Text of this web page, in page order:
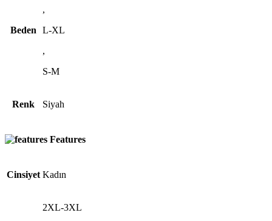
Beden
,
L-XL
,
S-M
Renk Siyah
Features
Cinsiyet Kadın
2XL-3XL